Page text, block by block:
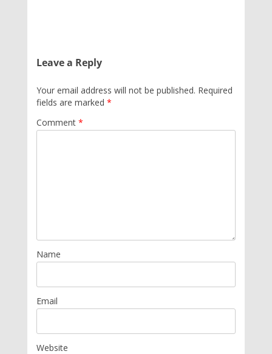
Leave a Reply
Your email address will not be published. Required
fields are marked *
Comment *
Name
Email
Website